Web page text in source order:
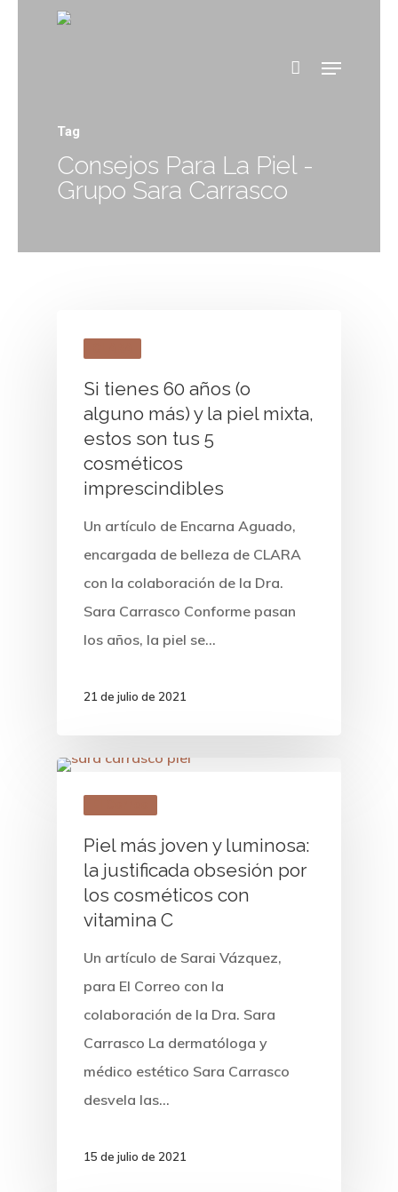
Tag
Consejos Para La Piel -
Grupo Sara Carrasco
Si tienes 60 años (o
alguno más) y la piel mixta,
estos son tus 5
cosméticos
imprescindibles
Un artículo de Encarna Aguado,
encargada de belleza de CLARA
con la colaboración de la Dra.
Sara Carrasco Conforme pasan
los años, la piel se…
21 de julio de 2021
Piel más joven y luminosa:
la justificada obsesión por
los cosméticos con
vitamina C
Un artículo de Sarai Vázquez,
para El Correo con la
colaboración de la Dra. Sara
Carrasco La dermatóloga y
médico estético Sara Carrasco
desvela las…
15 de julio de 2021